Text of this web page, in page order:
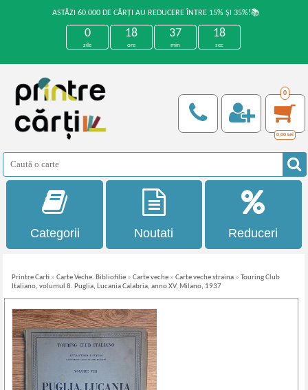
ASTĂZI 60.000 DE CĂRȚI AU REDUCERE ÎNTRE 15% ȘI 35%!📚
0
zile
18
ore
37
min
18
sec
0
0,00 Lei
Categorii Noutati Reduceri
Printre Carti »Carte Veche. Bibliofilie »Carte veche »Carte veche straina »Touring Club
Italiano, volumul 8. Puglia, Lucania Calabria, anno XV, Milano, 1937